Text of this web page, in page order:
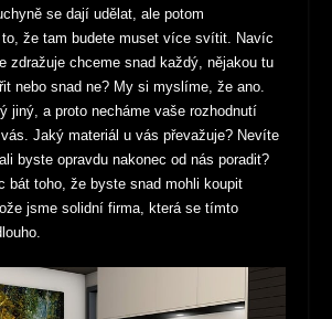
se dají udělat, ale potom
že tam budete muset více svítit. Navíc
zdražuje chceme snad každý, nějakou tu
nebo snad ne? My si myslíme, že ano.
jiný, a proto necháme vaše rozhodnutí
Jaký materiál u vás převažuje? Nevíte
byste opravdu nakonec od nás poradit?
bát toho, že byste snad mohli koupit
jsme solidní firma, která se tímto